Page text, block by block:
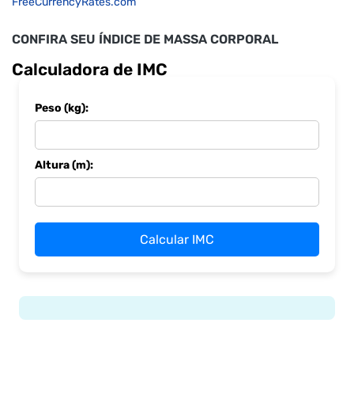
CONFIRA SEU ÍNDICE DE MASSA CORPORAL
Calculadora de IMC
Peso (kg):
Altura (m):
Calcular IMC